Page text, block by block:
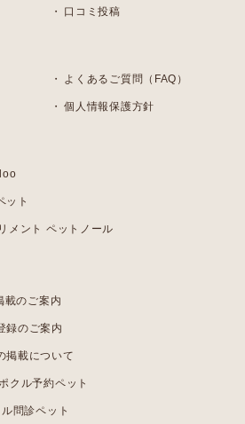
口コミ投稿
よくあるご質問（FAQ）
個人情報保護方針
ット
メント ペットノール
載のご案内
録のご案内
掲載について
クル予約ペット
問診ペット